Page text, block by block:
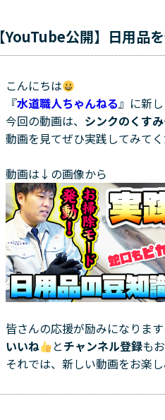
【YouTube公開】日用品
こんにちは
『水道職人ちゃんねる』 に新
今回の動画は、 シンクのくすみ
動画を見てぜひ実践してみて
動画は↓の画像から
皆さんの応援が励みになりま
いいね
とチャンネル登録も
それでは、新しい動画をお楽